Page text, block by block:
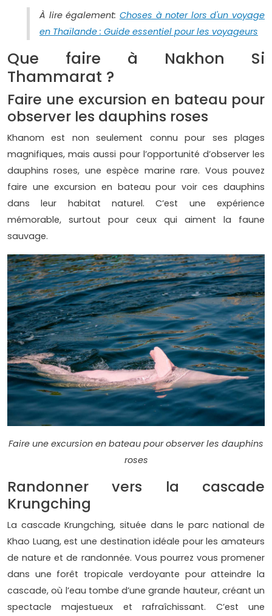
À lire également: Choses à noter lors d'un voyage
en Thaïlande : Guide essentiel pour les voyageurs
Que faire à Nakhon Si
Thammarat ?
Faire une excursion en bateau pour
observer les dauphins roses
Khanom est non seulement connu pour ses plages
magnifiques, mais aussi pour l’opportunité d’observer les
dauphins roses, une espèce marine rare. Vous pouvez
faire une excursion en bateau pour voir ces dauphins
dans leur habitat naturel. C’est une expérience
mémorable, surtout pour ceux qui aiment la faune
sauvage.
Faire une excursion en bateau pour observer les dauphins
roses
Randonner vers la cascade
Krungching
La cascade Krungching, située dans le parc national de
Khao Luang, est une destination idéale pour les amateurs
de nature et de randonnée. Vous pourrez vous promener
dans une forêt tropicale verdoyante pour atteindre la
cascade, où l’eau tombe d’une grande hauteur, créant un
spectacle majestueux et rafraîchissant. C’est une